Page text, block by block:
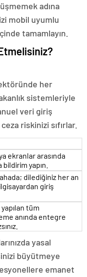
adına
mobil uyumlu
tamamlayın.
her
sistemleriyle
veri giriş
riskinizi sıfırlar.
ekranlar arasında
bildirim yapın.
dilediğiniz her an
giriş
tüm
anında entegre
yasal
büyütmeye
emanet